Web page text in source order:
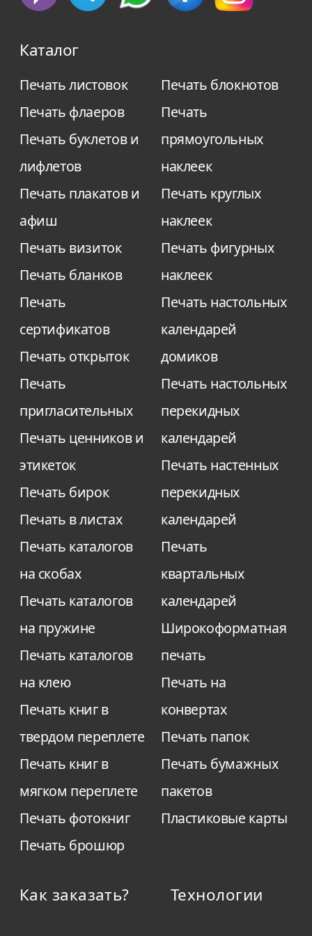
типографии Impress, и они подробно
вопросы. В том числе, Вы можете
заказать срочную печать листовок.
Каталог
Печать листовок
Печать флаеров
Печать буклетов и
лифлетов
Печать плакатов и
афиш
Печать визиток
Печать бланков
Печать
сертификатов
Печать открыток
Печать
пригласительных
Печать ценников и
этикеток
Печать бирок
Печать в листах
Печать каталогов
на скобах
Печать каталогов
на пружине
Печать каталогов
на клею
Печать книг в
твердом переплете
Печать книг в
мягком переплете
Печать фотокниг
Печать брошюр
Печать блокнотов
Печать
прямоугольных
наклеек
Печать круглых
наклеек
Печать фигурных
наклеек
Печать настольных
календарей
домиков
Печать настольных
перекидных
календарей
Печать настенных
перекидных
календарей
Печать
квартальных
календарей
Широкоформатная
печать
Печать на
конвертах
Печать папок
Печать бумажных
пакетов
Пластиковые карты
Как заказать? Технологии